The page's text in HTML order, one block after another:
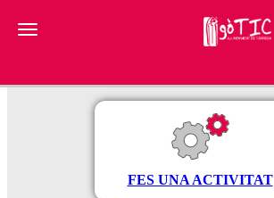
Toggle navigation
FES UNA ACTIVITAT